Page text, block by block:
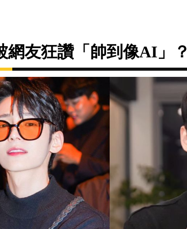
網友狂讚「帥到像AI」？